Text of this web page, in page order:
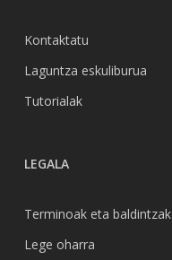
Kontaktatu
Laguntza eskuliburua
Tutorialak
LEGALA
Terminoak eta baldintzak
Lege oharra